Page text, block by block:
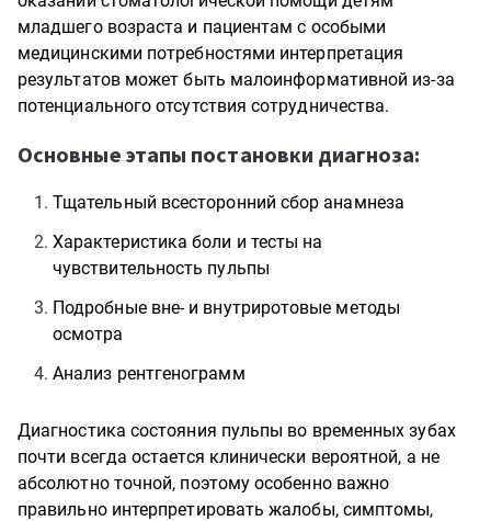
младшего возраста и пациентам с особыми
медицинскими потребностями интерпретация
результатов может быть малоинформативной из-за
потенциального отсутствия сотрудничества.
Основные этапы постановки диагноза:
Тщательный всесторонний сбор анамнеза
Характеристика боли и тесты на
чувствительность пульпы
Подробные вне- и внутриротовые методы
осмотра
Анализ рентгенограмм
Диагностика состояния пульпы во временных зубах
почти всегда остается клинически вероятной, а не
абсолютно точной, поэтому особенно важно
правильно интерпретировать жалобы, симптомы,